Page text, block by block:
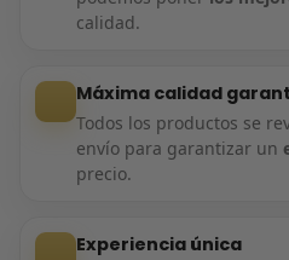
calidad.
Máxima calidad
Todos los productos se
envío para garantizar un
precio.
Experiencia única